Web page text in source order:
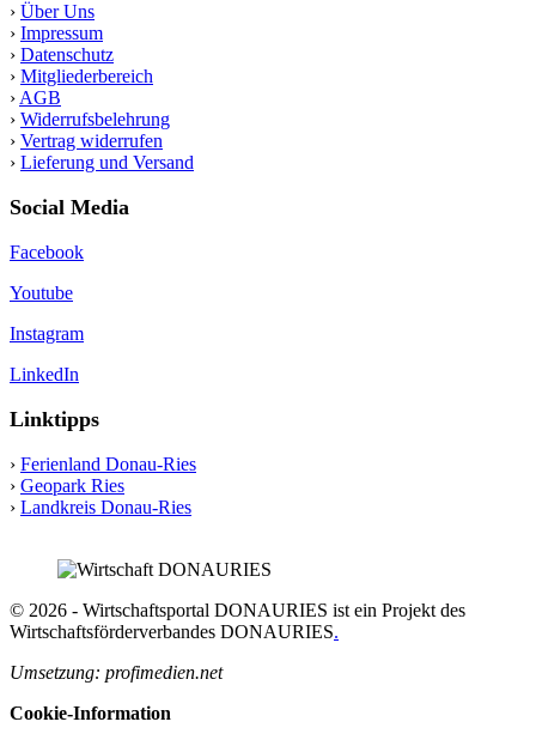
› Über Uns
› Impressum
› Datenschutz
› Mitgliederbereich
› AGB
› Widerrufsbelehrung
› Vertrag widerrufen
› Lieferung und Versand
Social Media
Facebook
Youtube
Instagram
LinkedIn
Linktipps
› Ferienland Donau-Ries
› Geopark Ries
› Landkreis Donau-Ries
© 2026 - Wirtschaftsportal DONAURIES ist ein Projekt des
Wirtschaftsförderverbandes DONAURIES.
Umsetzung: profimedien.net
Cookie-Information